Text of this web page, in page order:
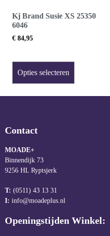
Kj Brand Susie XS 25350
6046
€ 84,95
Opties selecteren
Contact
MOADE+
Binnendijk 73
9256 HL Ryptsjerk
T: (0511) 43 13 31
I: info@moadeplus.nl
Openingstijden Winkel: